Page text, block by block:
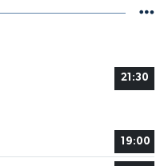
21:30
19:00